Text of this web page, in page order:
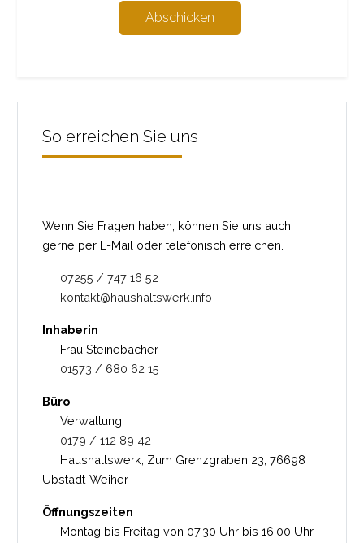
So erreichen Sie uns
Wenn Sie Fragen haben, können Sie uns auch
gerne per E-Mail oder telefonisch erreichen.
07255 / 747 16 52
kontakt@haushaltswerk.info
Inhaberin
Frau Steinebächer
01573 / 680 62 15
Büro
Verwaltung
0179 / 112 89 42
Haushaltswerk, Zum Grenzgraben 23, 76698
Ubstadt-Weiher
Öffnungszeiten
Montag bis Freitag von 07.30 Uhr bis 16.00 Uhr